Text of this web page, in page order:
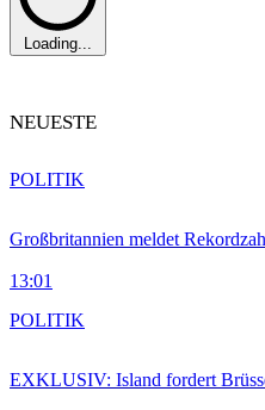
Loading...
NEUESTE
Großbritannien meldet
13:01
POLITIK
EXKLUSIV: Island fordert
POLITIK